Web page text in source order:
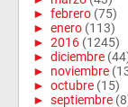
► febrero (75)
► enero (113)
► 2016 (1245)
► diciembre
► noviembre
► octubre (15)
► septiembre